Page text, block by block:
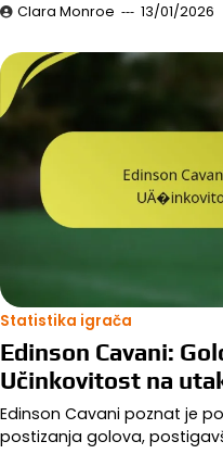
Clara Monroe 13/01/2026
Statistika igrača
Edinson Cavani:
Učinkovitost na
Edinson Cavani poznat je
postizanja golova,